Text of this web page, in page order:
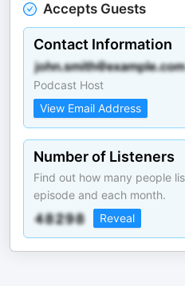
Accepts Guests
Contact Information
Podcast Host
View Email Address
Number of Listeners
Find out how many people
episode and each month.
Reveal